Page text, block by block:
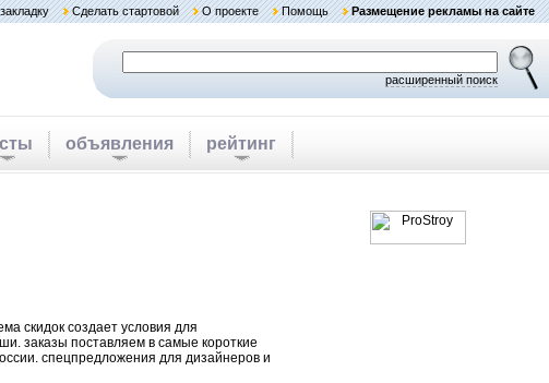
Сделать стартовой О проекте Помощь Размещение рекламы на сайте
расширенный поиск
объявления рейтинг
скидок создает условия для
заказы поставляем в самые короткие
спецпредложения для дизайнеров и